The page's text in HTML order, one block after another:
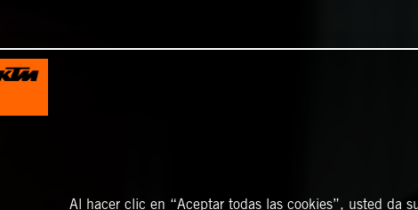
Al hacer clic en “Aceptar todas las cookies”, usted da